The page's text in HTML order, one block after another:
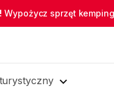
Wypożycz sprzęt